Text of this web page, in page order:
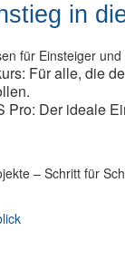
in
für Einsteiger und
Für alle, die
Pro: Der ideale
– Schritt für